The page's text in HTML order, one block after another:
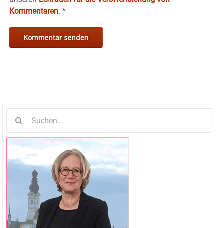
Kommentaren. *
nach: